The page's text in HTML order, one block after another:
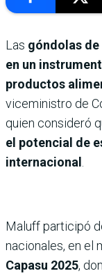
Las góndolas
en un
productos
viceministro de
quien consideró
el potencial de
internacional
Maluff participó
nacionales, en el
Capasu 2025,